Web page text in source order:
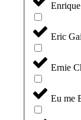
Eric
Ernie
Eu me